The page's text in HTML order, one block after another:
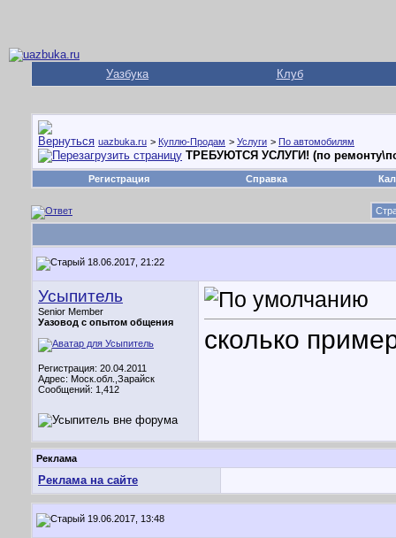
Уазбука Клуб
uazbuka.ru > Куплю-Продам > Услуги > По автомобилям
ТРЕБУЮТСЯ УСЛУГИ! (по
Регистрация Справка
18.06.2017, 21:22
Усыпитель
Senior Member
Уазовод с опытом общения
Регистрация: 20.04.2011
Адрес: Моск.обл.,Зарайск
Сообщений: 1,412
сколько
Реклама
Реклама на сайте
19.06.2017, 13:48